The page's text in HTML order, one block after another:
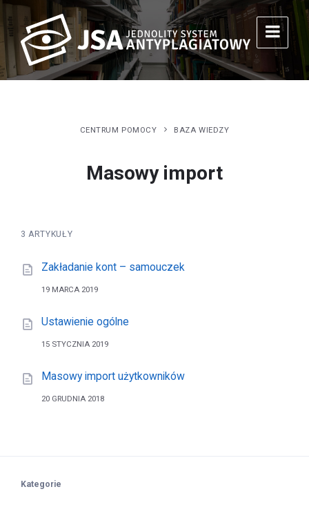
CENTRUM POMOCY BAZA WIEDZY
Masowy import
3 ARTYKUŁY
Zakładanie kont – samouczek
19 MARCA 2019
Ustawienie ogólne
15 STYCZNIA 2019
Masowy import użytkowników
20 GRUDNIA 2018
Kategorie